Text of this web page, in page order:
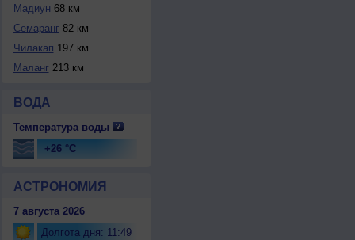
Мадиун 68 км
Семаранг 82 км
Чилакап 197 км
Маланг 213 км
ВОДА
Температура воды
+26 °C
АСТРОНОМИЯ
7 августа 2026
Долгота дня: 11:49